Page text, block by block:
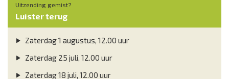
Uitzending gemist?
Luister terug
Zaterdag 1 augustus, 12.00 uur
Zaterdag 25 juli, 12.00 uur
Zaterdag 18 juli, 12.00 uur